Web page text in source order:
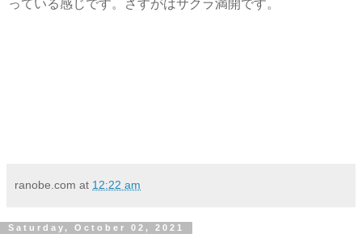
っている感じです。さすがはサクラ満開です。
ranobe.com at 12:22 am
Saturday, October 02, 2021